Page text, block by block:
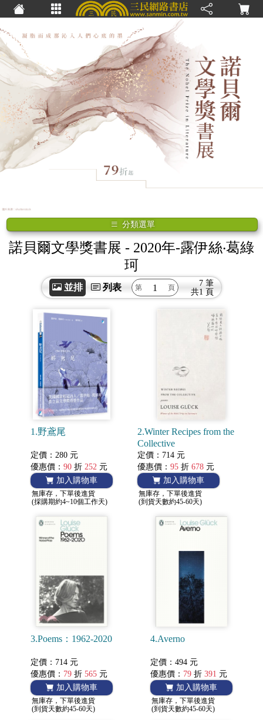
分類選單
諾貝爾文學獎書展 - 2020年-露伊絲‧葛綠
珂
並排 列表 共
7 筆
1 頁
1.野鳶尾
定價：280 元
優惠價： 90 折 252 元
加入購物車
無庫存，下單後進貨
(採購期約4~10個工作天)
2.Winter Recipes from the
Collective
定價：714 元
優惠價： 95 折 678 元
加入購物車
無庫存，下單後進貨
(到貨天數約45-60天)
3.Poems：1962-2020
定價：714 元
優惠價： 79 折 565 元
加入購物車
無庫存，下單後進貨
(到貨天數約45-60天)
4.Averno
定價：494 元
優惠價： 79 折 391 元
加入購物車
無庫存，下單後進貨
(到貨天數約45-60天)